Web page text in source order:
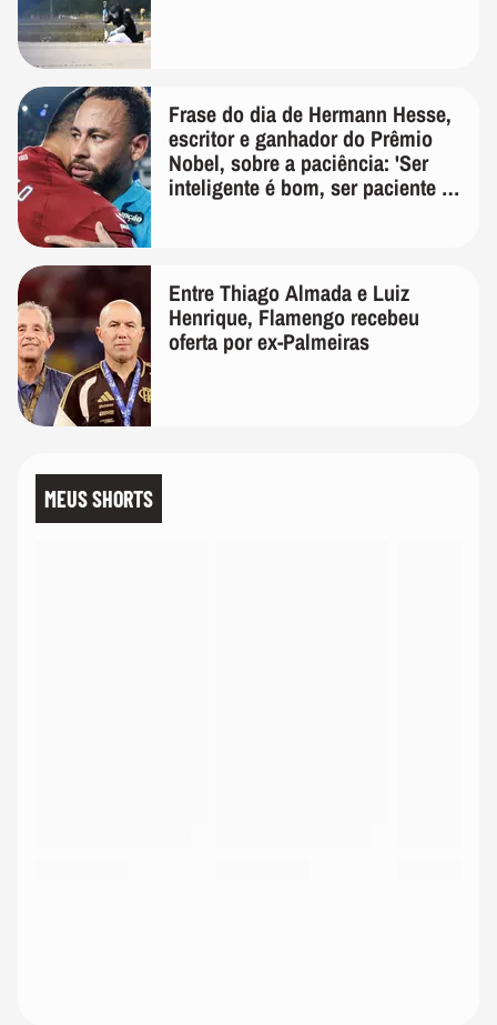
Frase do dia de Hermann Hesse,
escritor e ganhador do Prêmio
Nobel, sobre a paciência: 'Ser
inteligente é bom, ser paciente é
Entre Thiago Almada e Luiz
Henrique, Flamengo recebeu
oferta por ex-Palmeiras
MEUS SHORTS